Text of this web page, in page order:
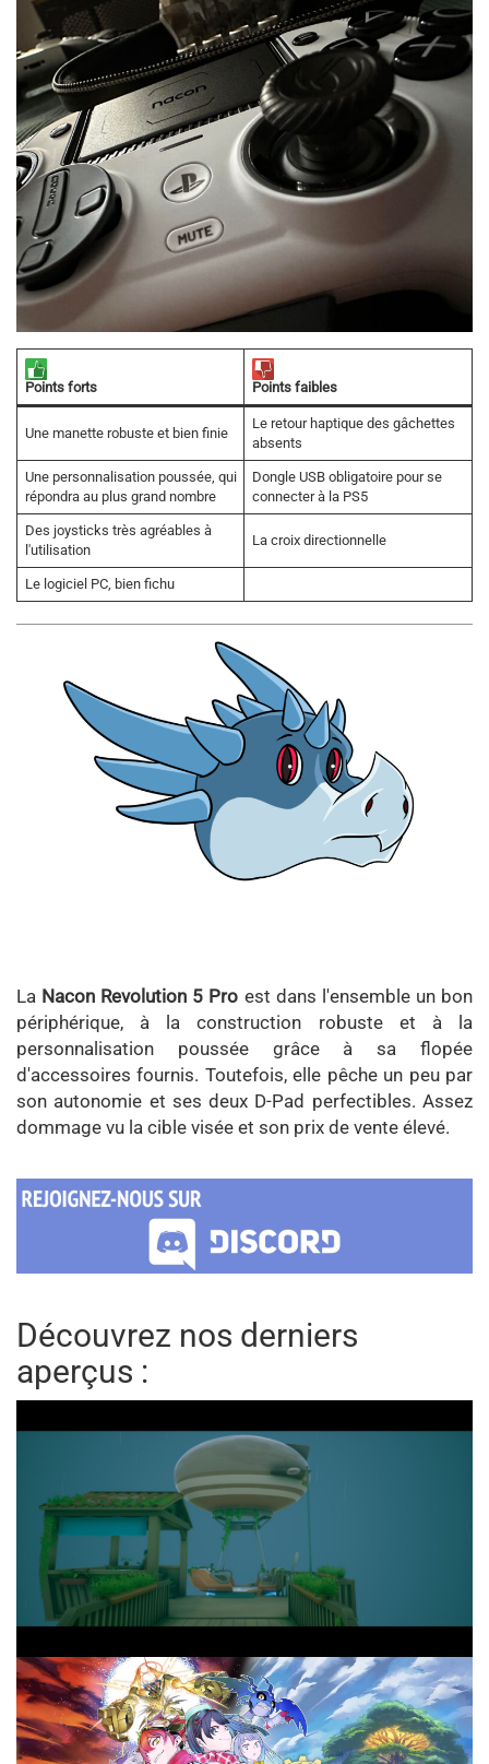
Points forts Points faibles
Une manette robuste et bien finie
Le retour haptique des gâchettes
absents
Une personnalisation poussée, qui
répondra au plus grand nombre
Dongle USB obligatoire pour se
connecter à la PS5
Des joysticks très agréables à
l'utilisation
La croix directionnelle
Le logiciel PC, bien fichu
La Nacon Revolution 5 Pro est dans l'ensemble un bon
périphérique, à la construction robuste et à la
personnalisation poussée grâce à sa flopée
d'accessoires fournis. Toutefois, elle pêche un peu par
son autonomie et ses deux D-Pad perfectibles. Assez
dommage vu la cible visée et son prix de vente élevé.
Découvrez nos derniers
aperçus :